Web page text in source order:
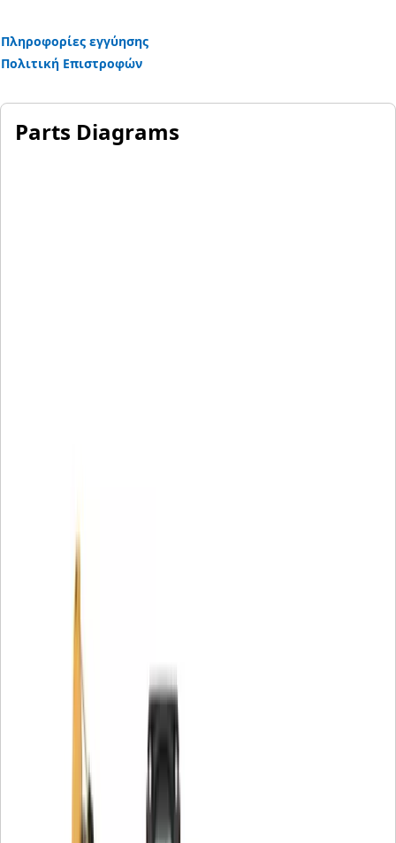
Πληροφορίες εγγύησης
Πολιτική Επιστροφών
Parts Diagrams